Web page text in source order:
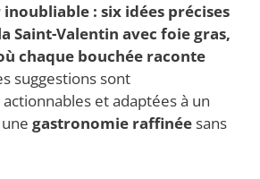
: six idées précises
Saint-Valentin avec foie gras,
chaque bouchée raconte
suggestions sont
et adaptées à un
gastronomie raffinée sans